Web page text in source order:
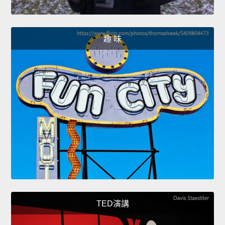
趣 味
TED演講